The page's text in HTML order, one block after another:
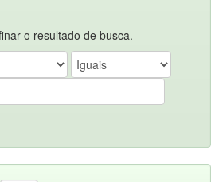
o resultado de busca.